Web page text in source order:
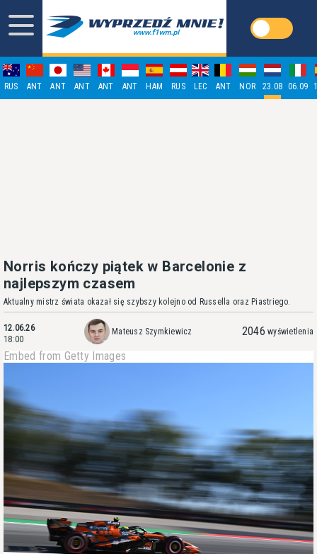
RUS ANT ANT ANT ANT ANT HAM RUS LEC ANT NOR 23.08 06.09
Norris kończy piątek w Barcelonie z
najlepszym czasem
Aktualny mistrz świata okazał się szybszy kolejno od Russella oraz Piastriego.
12.06.26
18:00
Mateusz Szymkiewicz 2046 wyświetlenia
Embed from Getty Images